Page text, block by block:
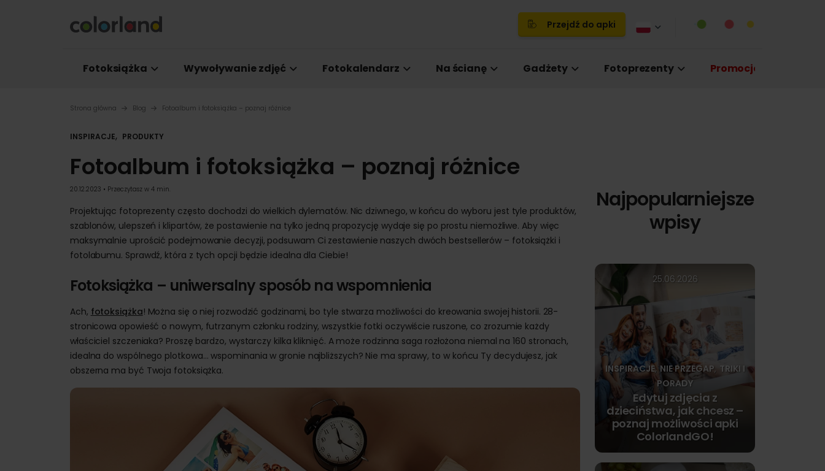
Przejdź do apki
Fotoksiążka Wywoływanie zdjęć Fotokalendarz Na ścianę Gadżety Fotoprezenty Promocje
Strona główna Blog Fotoalbum i fotoksiążka – poznaj różnice
INSPIRACJE, PRODUKTY
Fotoalbum i fotoksiążka – poznaj różnice
20.12.2023 • Przeczytasz w 4 min.
Projektując fotoprezenty często dochodzi do wielkich dylematów. Nic dziwnego, w końcu do wyboru jest tyle produktów,
szablonów, ulepszeń i klipartów, że postawienie na tylko jedną propozycję wydaje się po prostu niemożliwe. Aby więc
maksymalnie uprościć podejmowanie decyzji, podsuwam Ci zestawienie naszych dwóch bestsellerów – fotoksiążki i
fotolabumu. Sprawdź, która z tych opcji będzie idealna dla Ciebie!
Fotoksiążka – uniwersalny sposób na wspomnienia
Ach, fotoksiążka! Można się o niej rozwodzić godzinami, bo tyle stwarza możliwości do kreowania swojej historii. 28-
stronicowa opowieść o nowym, futrzanym członku rodziny, wszystkie fotki oczywiście ruszone, co zrozumie każdy
właściciel szczeniaka? Proszę bardzo, wystarczy kilka kliknięć. A może rodzinna saga rozłożona niemal na 160 stronach,
idealna do wspólnego plotkowa… wspominania w gronie najbliższych? Nie ma sprawy, to w końcu Ty decydujesz, jak
obszerna ma być Twoja fotoksiążka.
Najpopularniejsze
wpisy
25.06.2026
INSPIRACJE, NIE PRZEGAP TRIKI I
PORADY
Edytuj zdjęcia z
dzieciństwa, jak chcesz –
poznaj możliwości apki
ColorlandGO!